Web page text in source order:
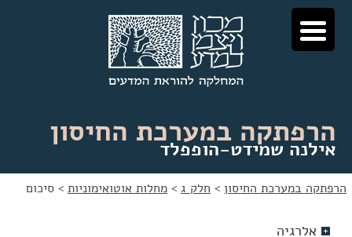
דלג
לתוכן
דלג
לניווט
הרפתקה במערכת החיסון
אילנה שמידט-הופפלד
הרפתקה במערכת החיסון > חלק ג > מחלות אוטואימוניות > סיכום
אלרגיה